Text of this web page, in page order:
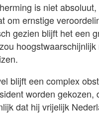
is niet
om ernstige
gezien blijft het een
blijft een complex
worden gekozen,
dat hij vrijelijk